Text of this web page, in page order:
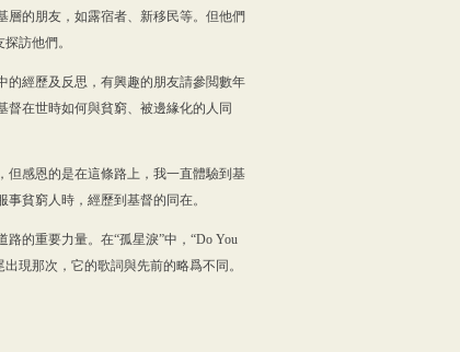
層的朋友，如露宿者、新移民等。但他們
訪他們。
的經歷及反思，有興趣的朋友請參閲數年
在世時如何與貧窮、被邊緣化的人同
但感恩的是在這條路上，我一直體驗到基
貧窮人時，經歷到基督的同在。
的重要力量。在“孤星淚”中，“Do You
現那次，它的歌詞與先前的略爲不同。